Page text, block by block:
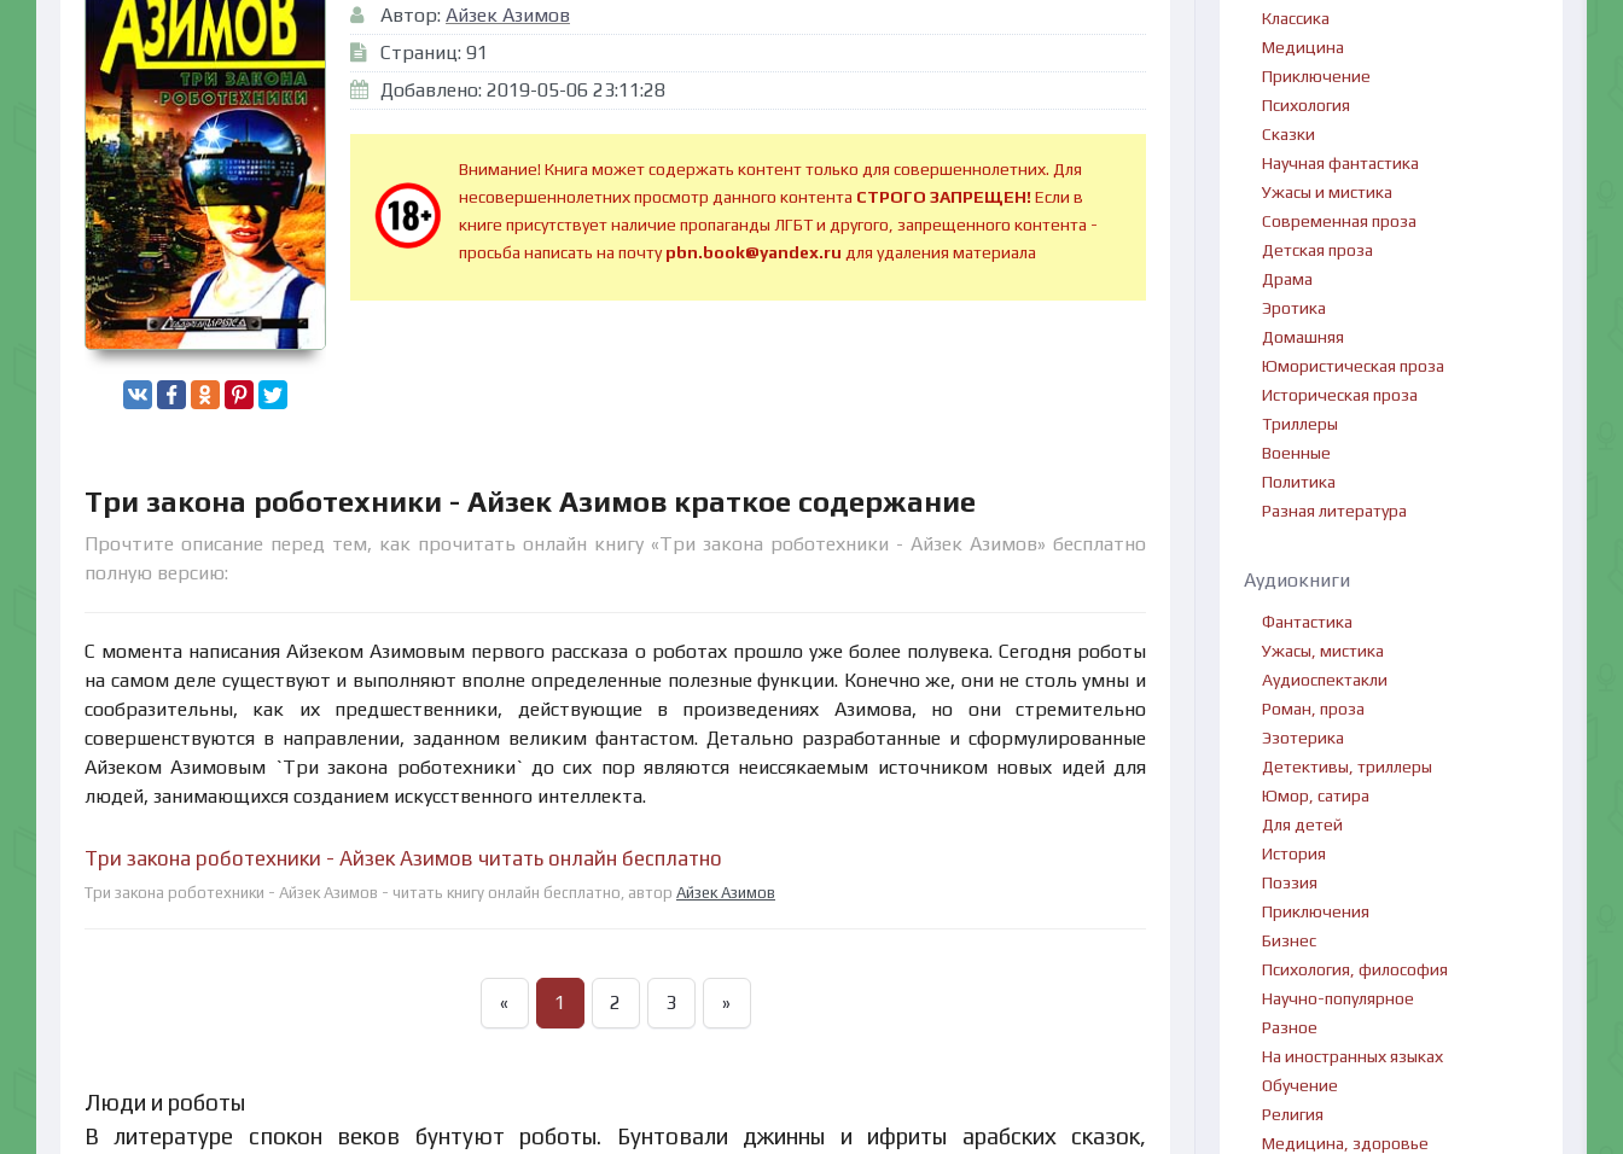
Автор: Айзек Азимов
Страниц: 91
Добавлено: 2019-05-06 23:11:28
Внимание! Книга может содержать контент только для совершеннолетних. Для
несовершеннолетних просмотр данного контента СТРОГО ЗАПРЕЩЕН!Если в
книге присутствует наличие пропаганды ЛГБТ и другого, запрещенного контента -
просьба написать на почтуpbn.book@yandex.ru для удаления материала
Три закона роботехники - Айзек Азимов краткое содержание
Прочтите описание перед тем, как прочитать онлайн книгу «Три закона роботехники - Айзек Азимов» бесплатно
полную версию:
С момента написания Айзеком Азимовым первого рассказа о роботах прошло уже более полувека. Сегодня роботы
на самом деле существуют и выполняют вполне определенные полезные функции. Конечно же, они не столь умны и
сообразительны, как их предшественники, действующие в произведениях Азимова, но они стремительно
совершенствуются в направлении, заданном великим фантастом. Детально разработанные и сформулированные
Айзеком Азимовым `Три закона роботехники` до сих пор являются неиссякаемым источником новых идей для
людей, занимающихся созданием искусственного интеллекта.
Три закона роботехники - Айзек Азимов читать онлайн бесплатно
Три закона роботехники - Айзек Азимов - читать книгу онлайн бесплатно, автор Айзек Азимов
« 1 2 3 »
Люди и роботы
В литературе спокон веков бунтуют роботы. Бунтовали джинны и ифриты арабских сказок,
Классика
Медицина
Приключение
Психология
Сказки
Научная фантастика
Ужасы и мистика
Современная проза
Детская проза
Драма
Эротика
Домашняя
Юмористическая проза
Историческая проза
Триллеры
Военные
Политика
Разная литература
Аудиокниги
Фантастика
Ужасы, мистика
Аудиоспектакли
Роман, проза
Эзотерика
Детективы, триллеры
Юмор, сатира
Для детей
История
Поэзия
Приключения
Бизнес
Психология, философия
Научно-популярное
Разное
На иностранных языках
Обучение
Религия
Медицина, здоровье